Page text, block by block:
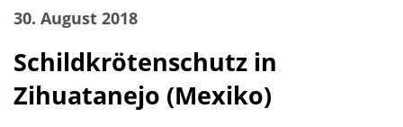
30. August 2018
Schildkrötenschutz in
Zihuatanejo (Mexiko)